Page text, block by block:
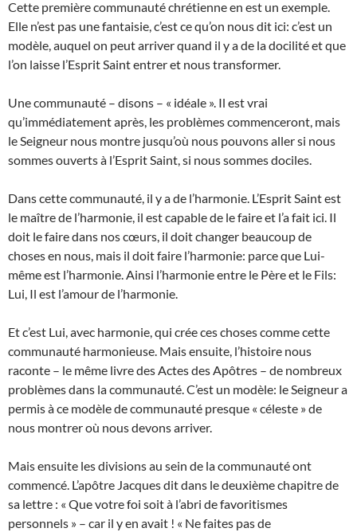
Cette première communauté chrétienne en est un exemple.
Elle n’est pas une fantaisie, c’est ce qu’on nous dit ici: c’est un
modèle, auquel on peut arriver quand il y a de la docilité et que
l’on laisse l’Esprit Saint entrer et nous transformer.
Une communauté – disons – « idéale ». Il est vrai
qu’immédiatement après, les problèmes commenceront, mais
le Seigneur nous montre jusqu’où nous pouvons aller si nous
sommes ouverts à l’Esprit Saint, si nous sommes dociles.
Dans cette communauté, il y a de l’harmonie. L’Esprit Saint est
le maître de l’harmonie, il est capable de le faire et l’a fait ici. Il
doit le faire dans nos cœurs, il doit changer beaucoup de
choses en nous, mais il doit faire l’harmonie: parce que Lui-
même est l’harmonie. Ainsi l’harmonie entre le Père et le Fils:
Lui, Il est l’amour de l’harmonie.
Et c’est Lui, avec harmonie, qui crée ces choses comme cette
communauté harmonieuse. Mais ensuite, l’histoire nous
raconte – le même livre des Actes des Apôtres – de nombreux
problèmes dans la communauté. C’est un modèle: le Seigneur a
permis à ce modèle de communauté presque « céleste » de
nous montrer où nous devons arriver.
Mais ensuite les divisions au sein de la communauté ont
commencé. L’apôtre Jacques dit dans le deuxième chapitre de
sa lettre : « Que votre foi soit à l’abri de favoritismes
personnels » – car il y en avait ! « Ne faites pas de